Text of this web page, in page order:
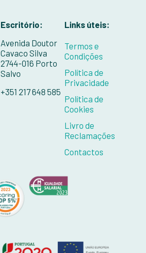
Escritório:
Avenida Doutor
Cavaco Silva
2744-016 Porto
Salvo
+351 217 648 585
Links úteis:
Termos e
Condições
Política de
Privacidade
Política de
Cookies
Livro de
Reclamações
Contactos